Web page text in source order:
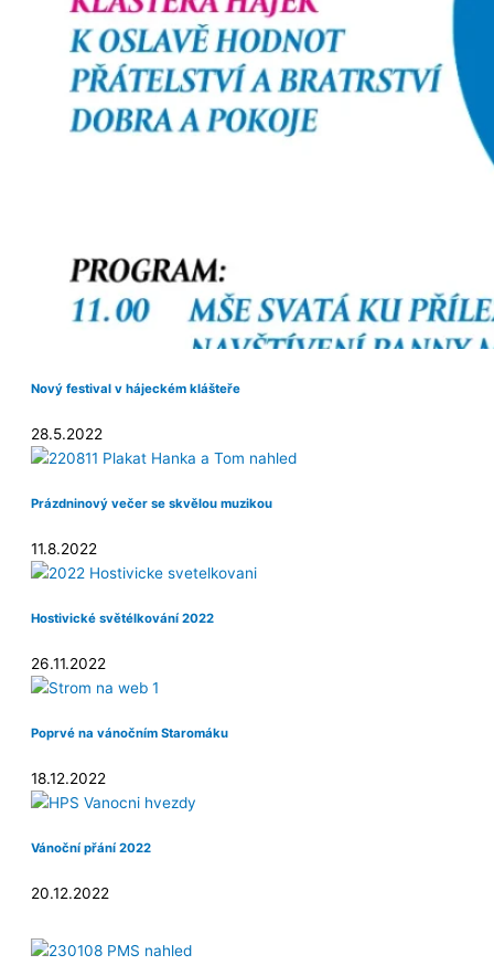
Nový festival v hájeckém klášteře
28.5.2022
Prázdninový večer se skvělou muzikou
11.8.2022
Hostivické světélkování 2022
26.11.2022
Poprvé na vánočním Staromáku
18.12.2022
Vánoční přání 2022
20.12.2022